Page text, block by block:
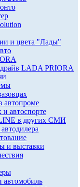
и цвета "Лады"
драйв LADA PRIORA
автопроме
и автоспорте
в других СМИ
и выставки